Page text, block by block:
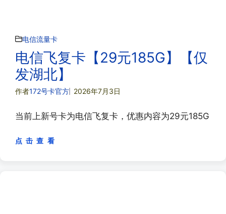
电信流量卡
电信飞复卡【29元185G】【仅
发湖北】
作者172号卡官方 2026年7月3日
当前上新号卡为电信飞复卡，优惠内容为29元185G
点 击 查 看